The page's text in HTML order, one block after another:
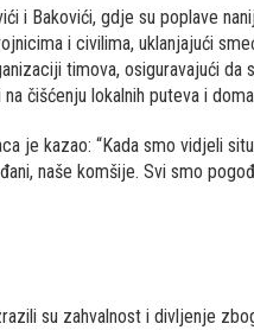
i Bakovići, gdje su poplave
i civilima, uklanjajući
timova, osiguravajući
čišćenju lokalnih puteva i
je kazao: “Kada smo vidjeli
naše komšije. Svi smo
su zahvalnost i divljenje